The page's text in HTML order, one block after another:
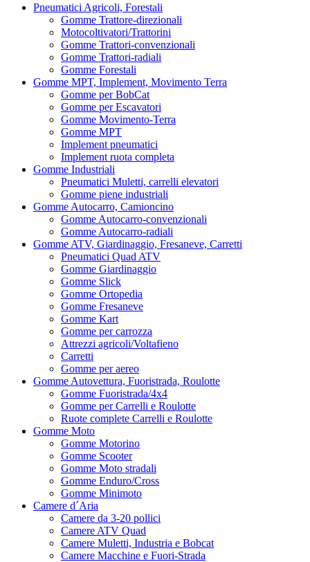
Pneumatici Agricoli, Forestali
Gomme Trattore-direzionali
Motocoltivatori/Trattorini
Gomme Trattori-convenzionali
Gomme Trattori-radiali
Gomme Forestali
Gomme MPT, Implement, Movimento Terra
Gomme per BobCat
Gomme per Escavatori
Gomme Movimento-Terra
Gomme MPT
Implement pneumatici
Implement ruota completa
Gomme Industriali
Pneumatici Muletti, carrelli elevatori
Gomme piene industriali
Gomme Autocarro, Camioncino
Gomme Autocarro-convenzionali
Gomme Autocarro-radiali
Gomme ATV, Giardinaggio, Fresaneve, Carretti
Pneumatici Quad ATV
Gomme Giardinaggio
Gomme Slick
Gomme Ortopedia
Gomme Fresaneve
Gomme Kart
Gomme per carrozza
Attrezzi agricoli/Voltafieno
Carretti
Gomme per aereo
Gomme Autovettura, Fuoristrada, Roulotte
Gomme Fuoristrada/4x4
Gomme per Carrelli e Roulotte
Ruote complete Carrelli e Roulotte
Gomme Moto
Gomme Motorino
Gomme Scooter
Gomme Moto stradali
Gomme Enduro/Cross
Gomme Minimoto
Camere d´Aria
Camere da 3-20 pollici
Camere ATV Quad
Camere Muletti, Industria e Bobcat
Camere Macchine e Fuori-Strada